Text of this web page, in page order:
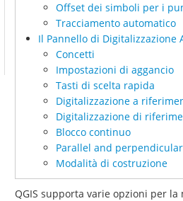
Offset dei simboli per i
Tracciamento automatico
Il Pannello di Digitalizzazione
Concetti
Impostazioni di aggancio
Tasti di scelta rapida
Digitalizzazione a
Digitalizzazione di
Blocco continuo
Parallel and
Modalità di costruzione
QGIS supporta varie opzioni per